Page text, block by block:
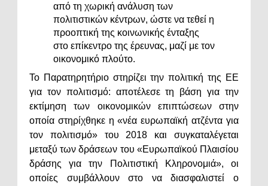
από τη χωρική ανάλυση των
πολιτιστικών κέντρων, ώστε να τεθεί η
προοπτική της κοινωνικής ένταξης
στο επίκεντρο της έρευνας, μαζί με τον
οικονομικό πλούτο.
Το Παρατηρητήριο στηρίζει την πολιτική της ΕΕ
για τον πολιτισμό: αποτέλεσε τη βάση για την
εκτίμηση των οικονομικών επιπτώσεων στην
οποία στηρίχθηκε η «νέα ευρωπαϊκή ατζέντα για
τον πολιτισμό» του 2018 και συγκαταλέγεται
μεταξύ των δράσεων του «Ευρωπαϊκού Πλαισίου
δράσης για την Πολιτιστική Κληρονομιά», οι
οποίες συμβάλλουν στο να διασφαλιστεί ο